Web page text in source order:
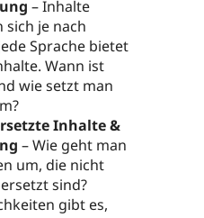
– Inhalte
sich je nach
Sprache bietet
Wann ist
wie setzt man
Inhalte &
– Wie geht man
um, die nicht
sind?
gibt es,